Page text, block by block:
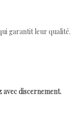
garantit leur qualité.
discernement.